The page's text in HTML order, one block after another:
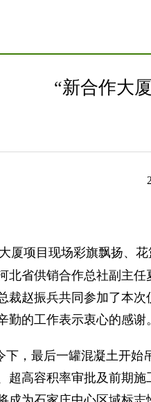
“新合作大
厦项目现场彩旗飘扬、
北省供销合作总社副主
裁赵振兵共同参加了本
的工作表示衷心的感谢。
最后一罐混凝土开始
超高容积率审批及前期